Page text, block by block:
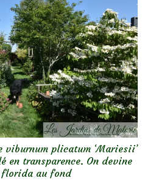
plicatum ‘Mariesii’
en transparence. On devine
florida au fond